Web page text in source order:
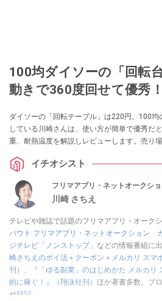
100均ダイソーの「回転
動きで360度回せて優秀
ダイソーの「回転テーブル」は220円。100
している川崎さんは、使い方が簡単で優秀だ
重、耐熱温度を解説しレビューします。売り
イチオシスト
フリマアプリ・ネットオークシ
川崎 さちえ
テレビや雑誌で話題のフリマアプリ・オーク
バウト フリマアプリ・ネットオークション
ジテレビ「ノンストップ」 などの情報番組に出
崎さちえのポイ活＋クーポン＋メルカリ スマ
刊） 、
『「ゆる副業」のはじめかた メルカ
的に稼ぐ！』（翔泳社刊） ほか著書多数。ブ
ぜ日記」